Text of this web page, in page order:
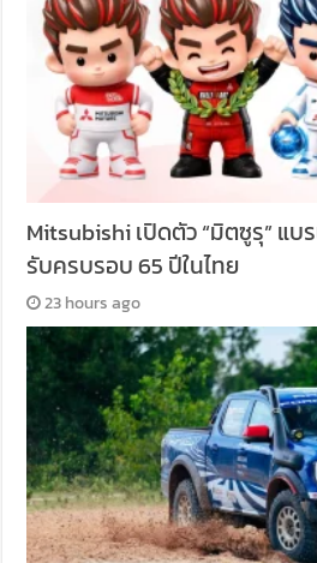
Mitsubishi เปิดตัว “มิตซูรุ” แบ
รับครบรอบ 65 ปีในไทย
23 hours ago